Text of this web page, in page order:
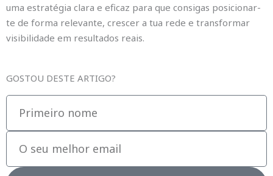
uma estratégia clara e eficaz para que consigas posicionar-
te de forma relevante, crescer a tua rede e transformar
visibilidade em resultados reais.
GOSTOU DESTE ARTIGO?
Primeiro
nome
O
seu
melhor